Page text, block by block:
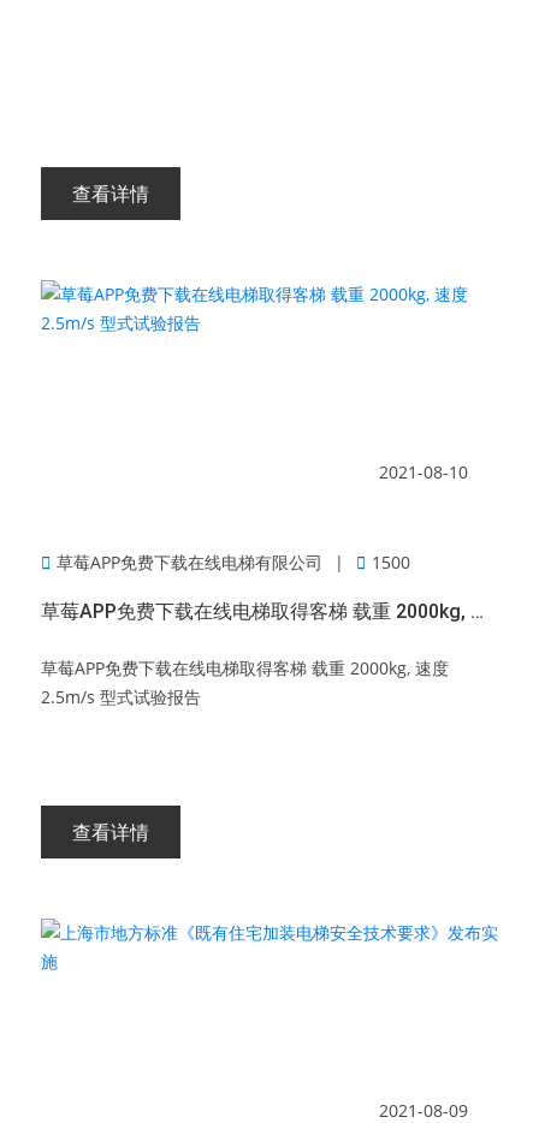
查看详情
2021-08-10
草莓APP免费下载在线电梯有限公司 1500
草莓APP免费下载在线电梯取得客梯 载重 2000kg, 速度2.5m/s 型式试验报告
草莓APP免费下载在线电梯取得客梯 载重 2000kg, 速度
2.5m/s 型式试验报告
查看详情
2021-08-09